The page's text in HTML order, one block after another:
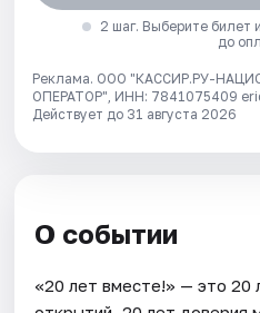
2 шаг. Выберите билет
до
Реклама. ООО "КАССИР.РУ-
ОПЕРАТОР", ИНН: 7841075409
Действует до 31 августа 2026
О событии
«20 лет вместе!» — это 20